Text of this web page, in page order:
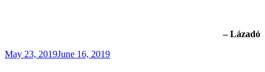
– Lázadó
Posted
May 23, 2019June 16, 2019